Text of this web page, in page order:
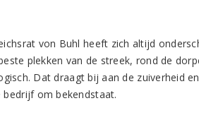
von Buhl heeft zich altijd
plekken van de streek, rond de
Dat draagt bij aan de zuiverheid en
om bekendstaat.